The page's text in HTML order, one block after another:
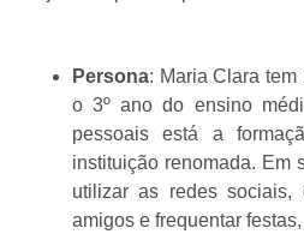
Persona: Maria Clara
o 3º ano do ensino
pessoais está a
instituição renomada. Em
utilizar as redes sociais,
amigos e frequentar